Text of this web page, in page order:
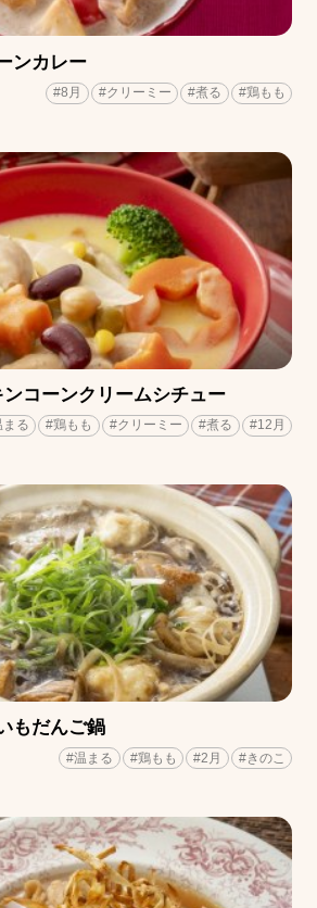
ンカレー
#8月 #クリーミー #煮る #鶏もも
ンコーンクリームシチュー
まる #鶏もも #クリーミー #煮る #12月
もだんご鍋
#温まる #鶏もも #2月 #きのこ